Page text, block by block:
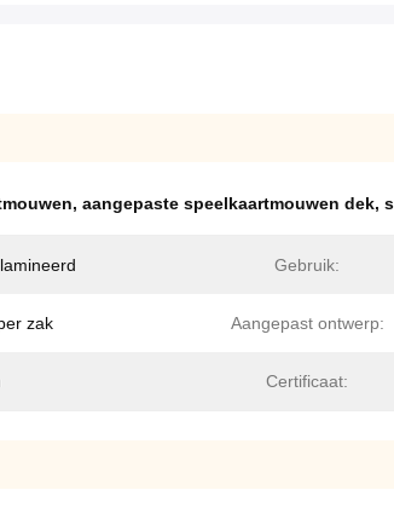
, aangepaste speelkaartmouwen dek,
Gebruik:
zak Aangepast ontwerp:
Certificaat: